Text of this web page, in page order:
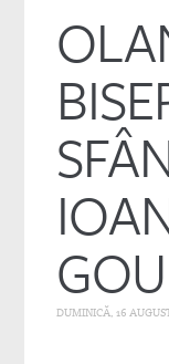
DUMINICĂ, 16